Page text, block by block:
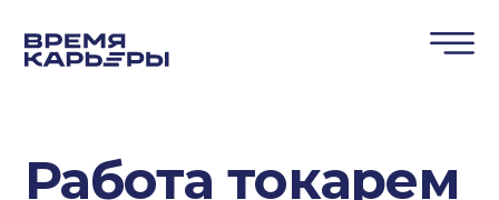
Работа токарем